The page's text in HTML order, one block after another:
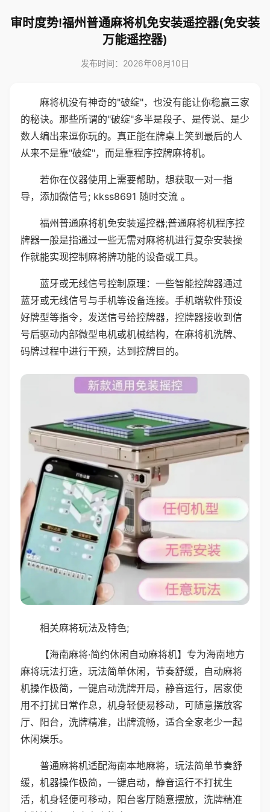
审时度势!福州普通麻将机免安装遥控器(免安装
万能遥控器)
发布时间：2026年08月10日
麻将机没有神奇的"破绽"，也没有能让你稳赢三家
的秘诀。那些所谓的"破绽"多半是段子、是传说、是少
数人编出来逗你玩的。真正能在牌桌上笑到最后的人
从来不是靠"破绽"，而是靠程序控牌麻将机。
若你在仪器使用上需要帮助，想获取一对一指
导，添加微信号; kkss8691 随时交流 。
福州普通麻将机免安装遥控器;普通麻将机程序控
牌器一般是指通过一些无需对麻将机进行复杂安装操
作就能实现控制麻将牌功能的设备或工具。
蓝牙或无线信号控制原理：一些智能控牌器通过
蓝牙或无线信号与手机等设备连接。手机端软件预设
好牌型等指令，发送信号给控牌器，控牌器接收到信
号后驱动内部微型电机或机械结构，在麻将机洗牌、
码牌过程中进行干预，达到控牌目的。
相关麻将玩法及特色;
【海南麻将·简约休闲自动麻将机】专为海南地方
麻将玩法打造，玩法简单休闲，节奏舒缓，自动麻将
机操作极简，一键启动洗牌开局，静音运行，居家使
用不打扰日常作息，机身轻便易移动，可随意摆放客
厅、阳台，洗牌精准，出牌流畅，适合全家老少一起
休闲娱乐。
普通麻将机适配海南本地麻将，玩法简单节奏舒
缓，机器操作极简，一键启动，静音运行不打扰生
活，机身轻便可移动，阳台客厅随意摆放，洗牌精准